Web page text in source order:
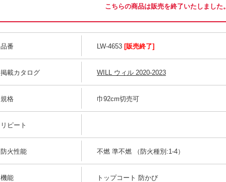
こちらの商品は販売を終了いたしました。
品番 LW-4653 [販売終了]
掲載カタログ WILL ウィル 2020-2023
規格 巾92cm切売可
リピート
防火性能 不燃 準不燃 （防火種別:1-4）
機能 トップコート 防かび